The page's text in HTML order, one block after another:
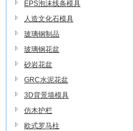
EPS泡沫线条模具
人造文化石模具
玻璃钢制品
玻璃钢花盆
砂岩花盆
GRC水泥花盆
3D背景墙模具
仿木护栏
欧式罗马柱